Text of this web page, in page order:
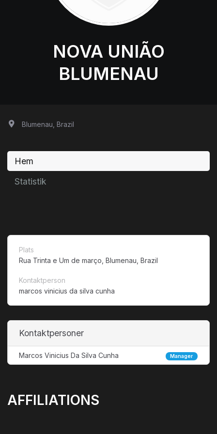
NOVA UNIÃO
BLUMENAU
Blumenau, Brazil
Hem
Statistik
Plats
Rua Trinta e Um de março, Blumenau, Brazil
Kontaktperson
marcos vinicius da silva cunha
Kontaktpersoner
Marcos Vinicius Da Silva Cunha Manager
AFFILIATIONS